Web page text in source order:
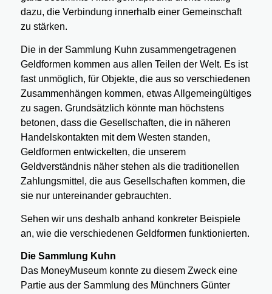
dazu, die Verbindung innerhalb einer Gemeinschaft
zu stärken.
Die in der Sammlung Kuhn zusammengetragenen
Geldformen kommen aus allen Teilen der Welt. Es ist
fast unmöglich, für Objekte, die aus so verschiedenen
Zusammenhängen kommen, etwas Allgemeingültiges
zu sagen. Grundsätzlich könnte man höchstens
betonen, dass die Gesellschaften, die in näheren
Handelskontakten mit dem Westen standen,
Geldformen entwickelten, die unserem
Geldverständnis näher stehen als die traditionellen
Zahlungsmittel, die aus Gesellschaften kommen, die
sie nur untereinander gebrauchten.
Sehen wir uns deshalb anhand konkreter Beispiele
an, wie die verschiedenen Geldformen funktionierten.
Die Sammlung Kuhn
Das MoneyMuseum konnte zu diesem Zweck eine
Partie aus der Sammlung des Münchners Günter